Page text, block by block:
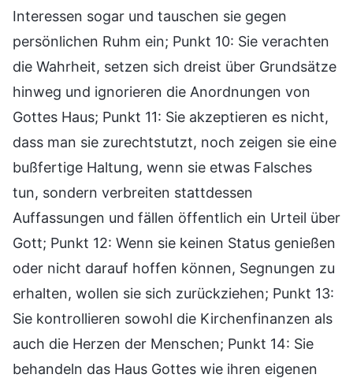
Interessen sogar und tauschen sie gegen
persönlichen Ruhm ein; Punkt 10: Sie verachten
die Wahrheit, setzen sich dreist über Grundsätze
hinweg und ignorieren die Anordnungen von
Gottes Haus; Punkt 11: Sie akzeptieren es nicht,
dass man sie zurechtstutzt, noch zeigen sie eine
bußfertige Haltung, wenn sie etwas Falsches
tun, sondern verbreiten stattdessen
Auffassungen und fällen öffentlich ein Urteil über
Gott; Punkt 12: Wenn sie keinen Status genießen
oder nicht darauf hoffen können, Segnungen zu
erhalten, wollen sie sich zurückziehen; Punkt 13:
Sie kontrollieren sowohl die Kirchenfinanzen als
auch die Herzen der Menschen; Punkt 14: Sie
behandeln das Haus Gottes wie ihren eigenen